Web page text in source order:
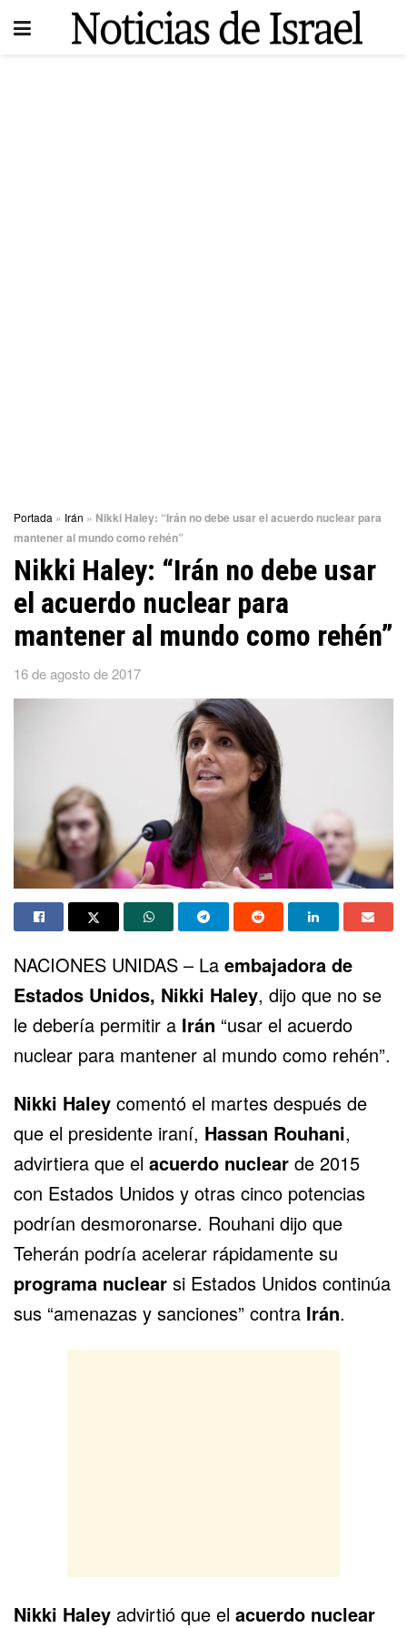
Portada » Irán » Nikki Haley: “Irán no debe usar el acuerdo nuclear para
mantener al mundo como rehén”
Nikki Haley: “Irán no debe usar
el acuerdo nuclear para
mantener al mundo como rehén”
16 de agosto de 2017
NACIONES UNIDAS – La embajadora de
Estados Unidos, Nikki Haley, dijo que no se
le debería permitir a Irán “usar el acuerdo
nuclear para mantener al mundo como rehén”.
Nikki Haley comentó el martes después de
que el presidente iraní, Hassan Rouhani,
advirtiera que el acuerdo nuclear de 2015
con Estados Unidos y otras cinco potencias
podrían desmoronarse. Rouhani dijo que
Teherán podría acelerar rápidamente su
programa nuclear si Estados Unidos continúa
sus “amenazas y sanciones” contra Irán.
Nikki Haley advirtió que el acuerdo nuclear